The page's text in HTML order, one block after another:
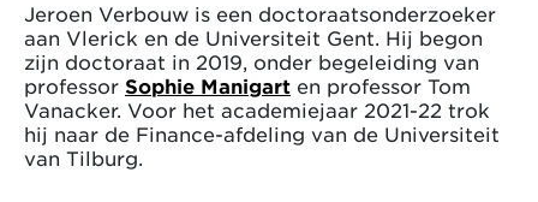
Jeroen Verbouw is een doctoraatsonderzoeker
aan Vlerick en de Universiteit Gent. Hij begon
zijn doctoraat in 2019, onder begeleiding van
professor Sophie Manigart en professor Tom
Vanacker. Voor het academiejaar 2021-22 trok
hij naar de Finance-afdeling van de Universiteit
van Tilburg.